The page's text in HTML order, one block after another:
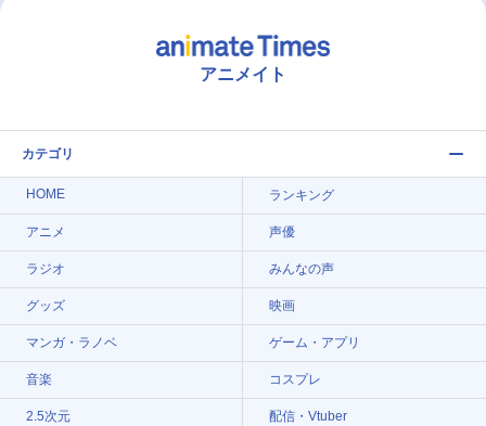
アニメイト
カテゴリ
HOME ランキング
アニメ 声優
ラジオ みんなの声
グッズ 映画
マンガ・ラノベ ゲーム・アプリ
音楽 コスプレ
2.5次元 配信・Vtuber